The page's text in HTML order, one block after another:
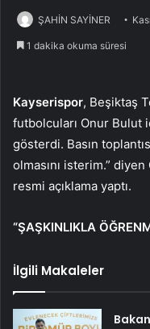
ŞAHİN SAYİNER
1 dakika okuma süresi
Kayserispor, Beşiktaş
futbolcuları Onur Bulut
gösterdi. Basın
olmasını isterim.”
resmi açıklama yaptı.
“ŞAŞKINLIKLA
İlgili Makaleler